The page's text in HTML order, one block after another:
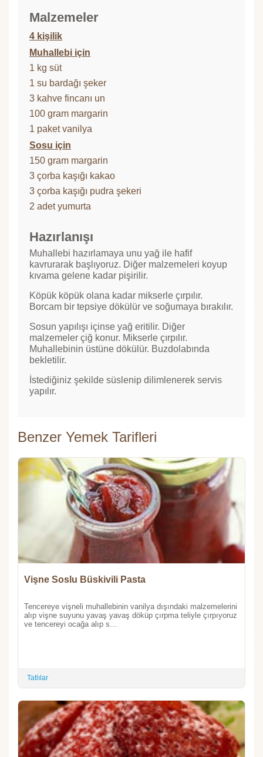
Malzemeler
4 kişilik
Muhallebi için
1 kg süt
1 su bardağı şeker
3 kahve fincanı un
100 gram margarin
1 paket vanilya
Sosu için
150 gram margarin
3 çorba kaşığı kakao
3 çorba kaşığı pudra şekeri
2 adet yumurta
Hazırlanışı
Muhallebi hazırlamaya unu yağ ile hafif
kavrurarak başlıyoruz. Diğer malzemeleri koyup
kıvama gelene kadar pişirilir.
Köpük köpük olana kadar mikserle çırpılır.
Borcam bir tepsiye dökülür ve soğumaya bırakılır.
Sosun yapılışı içinse yağ eritilir. Diğer
malzemeler çiğ konur. Mikserle çırpılır.
Muhallebinin üstüne dökülür. Buzdolabında
bekletilir.
İstediğiniz şekilde süslenip dilimlenerek servis
yapılır.
Benzer Yemek Tarifleri
Vişne Soslu Büskivili Pasta
Tencereye vişneli muhallebinin vanilya dışındaki malzemelerini
alıp vişne suyunu yavaş yavaş döküp çırpma teliyle çırpıyoruz
ve tencereyi ocağa alıp s...
Tatlılar